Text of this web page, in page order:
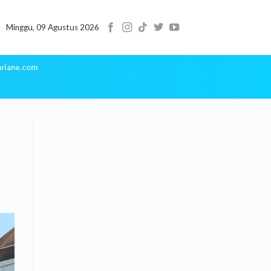
Minggu, 09 Agustus 2026